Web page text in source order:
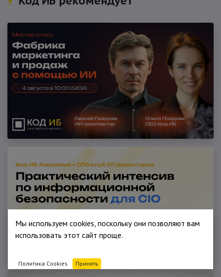
Мы используем cookies, поскольку они позволяют вам
использовать этот сайт проще.
Политика Cookies Принять